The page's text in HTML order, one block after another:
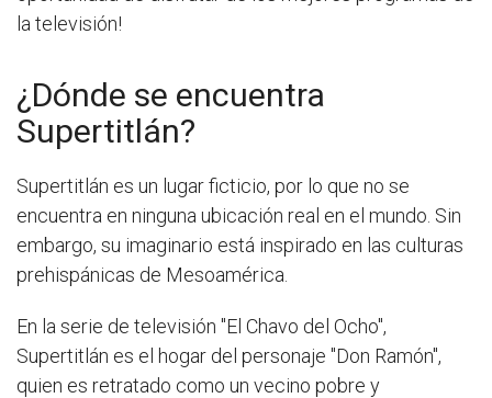
la televisión!
¿Dónde se encuentra
Supertitlán?
Supertitlán es un lugar ficticio, por lo que no se
encuentra en ninguna ubicación real en el mundo. Sin
embargo, su imaginario está inspirado en las culturas
prehispánicas de Mesoamérica.
En la serie de televisión "El Chavo del Ocho",
Supertitlán es el hogar del personaje "Don Ramón",
quien es retratado como un vecino pobre y